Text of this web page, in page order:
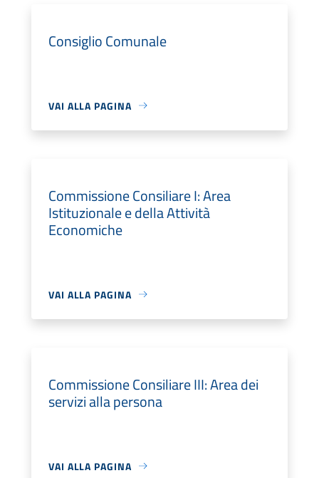
Consiglio Comunale
VAI ALLA PAGINA
Commissione Consiliare I: Area
Istituzionale e della Attività
Economiche
VAI ALLA PAGINA
Commissione Consiliare III: Area dei
servizi alla persona
VAI ALLA PAGINA